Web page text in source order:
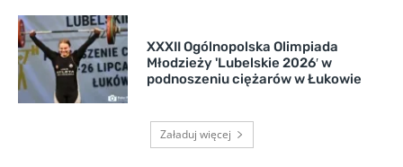
XXXII Ogólnopolska Olimpiada
Młodzieży 'Lubelskie 2026′ w
podnoszeniu ciężarów w Łukowie
Załaduj więcej